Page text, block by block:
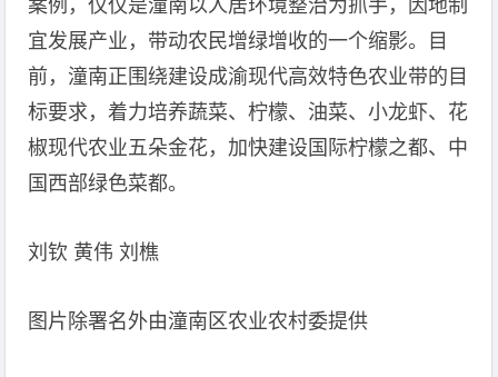
案例，仅仅是潼南以人居环境整治为抓手，因地制
宜发展产业，带动农民增绿增收的一个缩影。目
前，潼南正围绕建设成渝现代高效特色农业带的目
标要求，着力培养蔬菜、柠檬、油菜、小龙虾、花
椒现代农业五朵金花，加快建设国际柠檬之都、中
国西部绿色菜都。
刘钦 黄伟 刘樵
图片除署名外由潼南区农业农村委提供